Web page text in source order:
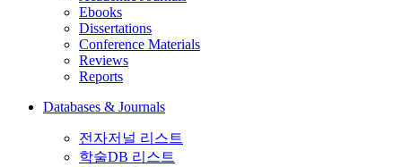
Ebooks
Dissertations
Conference Materials
Reviews
Reports
Databases & Journals
전자저널 리스트
학술DB 리스트